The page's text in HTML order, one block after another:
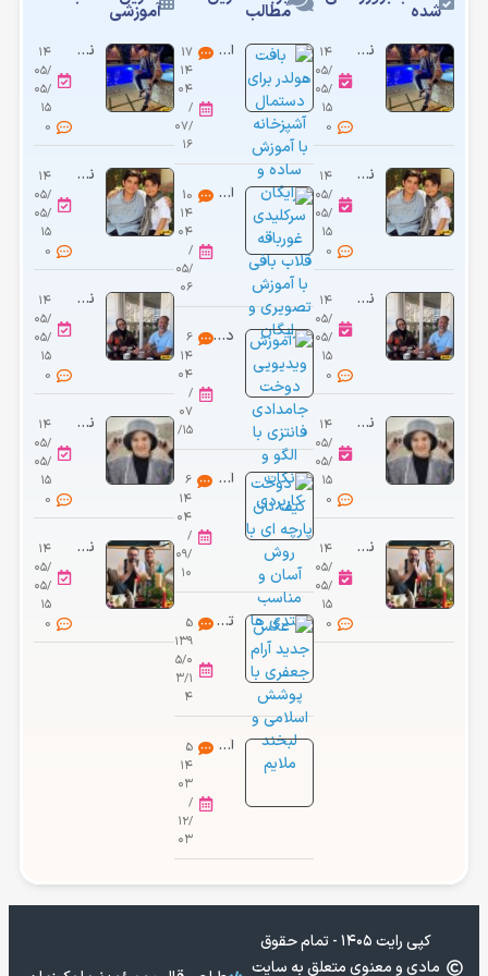
شده
نگاهی به چیدمان خونه مجردی شاهانه و شیک «مجید واشقانی»/ از استخر و مبلمان مدرن تا دکوری‌های هنری و کتابخانه پر از کتاب
۱۴
۰۵/
۰۵/
۱۵
0
نگاهی به چیدمان شیک و باکلاس منزل پدری مانی رحمانی، جواد سریال «بچه مهندس»: از مبلمان سلطنتی و مدرن تا فرش اصیل ایرانی
۱۴
۰۵/
۰۵/
۱۵
0
نگاهی به چیدمان منزل شاهانه و مجلل بهنوش بختیاری و همسرش/ از مبلمان سلطنتی و لوستر برنجی اعیانی تا چشم‌انداز زیبا از بالکن شیشه‌ای
۱۴
۰۵/
۰۵/
۱۵
0
نگاهی به چیدمان منزل شاهانه و مجلل ریما رامین‌فر «هُمای پایتخت» و همسر هنرمندش،امیر جعفری/ از حیاط سرسبز و مبلمان کلاسیک تا کتابخانه پر از کتاب
۱۴
۰۵/
۰۵/
۱۵
0
نگاهی به چیدمان منزل شیک و مینیمال «سپند امیرسلیمانی» و همسر هنرمندش «مونا کرمی»/ از کابینت‌های مدرن و نورمخفی تا دکوری‌های شیک
۱۴
۰۵/
۰۵/
۱۵
0
مطالب
آموزش بافت هولدر آشپزخانه مناسب کسب درآمد در خانه
17
۱۴
۰۴
/
۰۷/
۱۶
آموزش رایگان سرکلیدی غورباقه قلاب بافی
10
۱۴
۰۴
/
۰۵/
۰۶
دوخت جامدادی فانتزی عروسکی برای دانش آموزان در خانه
6
۱۴
۰۴
/
۰۷
/۱۵
آموزش دوخت کیف نان برای استفاده روزانه در آشپزخانه
6
۱۴
۰۴
/
۰۹/
۱۰
تصاویر آرام جعفری در فروشگاه نیو حجاب
5
۱۳۹
۵/۰
۳/۱
۴
آموزش بافت عروسک فرشته مهربان مرحله به مرحله
5
۱۴
۰۳
/
۱۲/
۰۳
آموزشی
نگاهی به چیدمان خونه مجردی شاهانه و شیک «مجید واشقانی»/ از استخر و مبلمان مدرن تا دکوری‌های هنری و کتابخانه پر از کتاب
۱۴
۰۵/
۰۵/
۱۵
0
نگاهی به چیدمان شیک و باکلاس منزل پدری مانی رحمانی، جواد سریال «بچه مهندس»: از مبلمان سلطنتی و مدرن تا فرش اصیل ایرانی
۱۴
۰۵/
۰۵/
۱۵
0
نگاهی به چیدمان منزل شاهانه و مجلل بهنوش بختیاری و همسرش/ از مبلمان سلطنتی و لوستر برنجی اعیانی تا چشم‌انداز زیبا از بالکن شیشه‌ای
۱۴
۰۵/
۰۵/
۱۵
0
نگاهی به چیدمان منزل شاهانه و مجلل ریما رامین‌فر «هُمای پایتخت» و همسر هنرمندش،امیر جعفری/ از حیاط سرسبز و مبلمان کلاسیک تا کتابخانه پر از کتاب
۱۴
۰۵/
۰۵/
۱۵
0
نگاهی به چیدمان منزل شیک و مینیمال «سپند امیرسلیمانی» و همسر هنرمندش «مونا کرمی»/ از کابینت‌های مدرن و نورمخفی تا دکوری‌های شیک
۱۴
۰۵/
۰۵/
۱۵
0
کپی رایت ۱۴۰۵ - تمام حقوق
مادی و معنوی متعلق به سایت